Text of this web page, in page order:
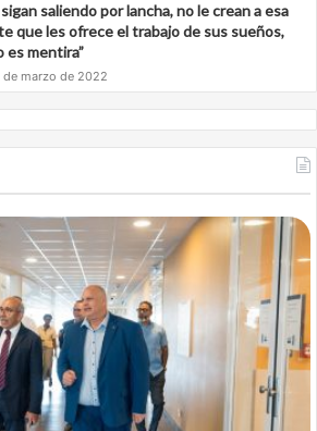
sigan saliendo por lancha, no le crean a esa
que les ofrece el trabajo de sus sueños,
es mentira”
de marzo de 2022